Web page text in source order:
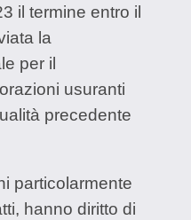
il termine entro il
la
per il
usuranti
precedente
particolarmente
hanno diritto di